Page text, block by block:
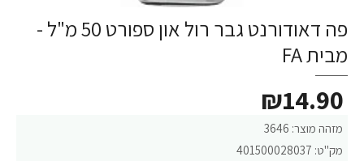
פה דאודורנט גבר רול און ספורט 50 מ"ל -
מבית FA
מזהה מוצר: 3646
מק"ט: 401500028037
₪14.90